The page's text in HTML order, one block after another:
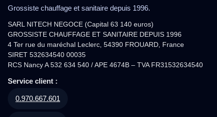
Grossiste chauffage et sanitaire depuis 1996.
SARL NITECH NEGOCE (Capital 63 140 euros)
GROSSISTE CHAUFFAGE ET SANITAIRE DEPUIS 1996
4 Ter rue du maréchal Leclerc, 54390 FROUARD, France
SIRET 532634540 00035
RCS Nancy A 532 634 540 / APE 4674B – TVA FR31532634540
Service client :
0.970.667.601